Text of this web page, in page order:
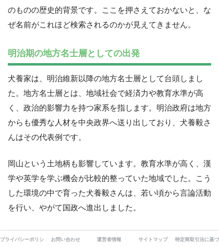
のものの歴史的背景です。ここを押さえておかないと、な
ぜ名前がこれほど検索されるのかが見えてきません。
明治期の地方名士層としての出発
犬養家は、明治維新以降の地方名士層として台頭しまし
た。地方名士層とは、地域社会で経済力や教育水準が高
く、政治的影響力を持つ家系を指します。明治政府は地方
からも優秀な人材を中央政界へ送り出しており、犬養毅さ
んはその代表例です。
岡山という土地柄も影響しています。教育水準が高く、漢
学や英学を学ぶ機会が比較的整っていた地域でした。こう
した環境の中で育った犬養毅さんは、若い頃から言論活動
を行い、やがて国政へ進出しました。
大正デモクラシーと政党政治
プライバシーポリシー お問い合わせ 運営者情報 サイトマップ 特定商取引法に基